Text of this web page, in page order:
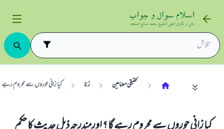
تحقیقی مضامین زنا کیا زانی حوروں سے محروم